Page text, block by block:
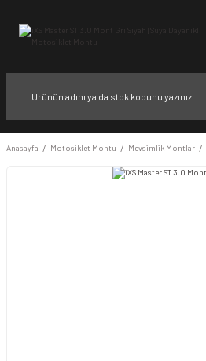
Anasayfa Motosiklet Montu Mevsimlik Montlar